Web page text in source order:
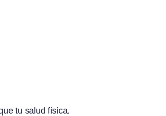
tu salud física.